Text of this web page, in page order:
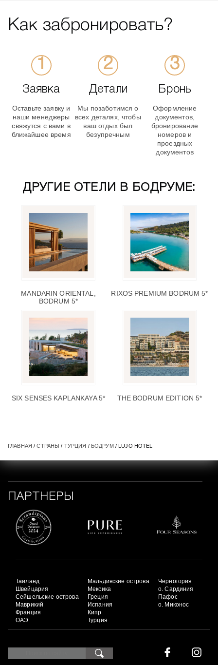
Как забронировать?
Заявка
Оставьте заявку и
наши менеджеры
свяжутся с вами в
ближайшее время
Детали
Мы позаботимся о
всех деталях, чтобы
ваш отдых был
безупречным
Бронь
Оформление
документов,
бронирование
номеров и
проездных
документов
ДРУГИЕ ОТЕЛИ В БОДРУМЕ:
MANDARIN ORIENTAL,
BODRUM 5*
RIXOS PREMIUM BODRUM 5*
SIX SENSES KAPLANKAYA 5* THE BODRUM EDITION 5*
ГЛАВНАЯ /СТРАНЫ / ТУРЦИЯ / БОДРУМ/ LUJO HOTEL
ПАРТНЕРЫ
Таиланд
Швейцария
Сейшельские острова
Маврикий
Франция
ОАЭ
Мальдивские острова
Мексика
Греция
Испания
Кипр
Турция
Черногория
о. Сардиния
Пафос
о. Миконос